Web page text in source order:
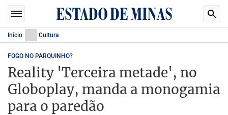
Início Cultura
FOGO NO PARQUINHO?
Reality 'Terceira metade', no
Globoplay, manda a monogamia
para o paredão